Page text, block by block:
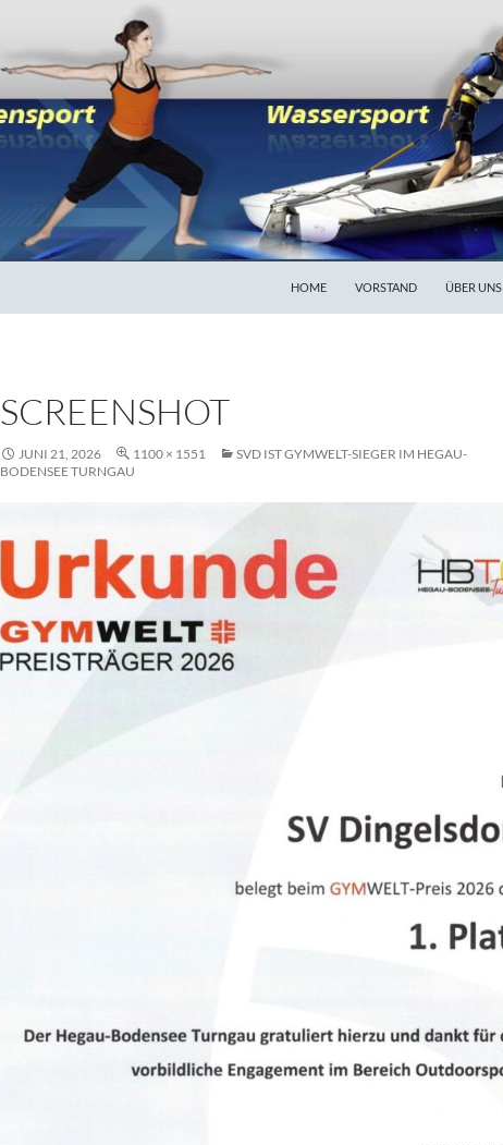
HOME VORSTAND ÜBER UNS
SCREENSHOT
JUNI 21, 2026 1100 × 1551
SVD IST GYMWELT-SIEGER IM HEGAU-
BODENSEE TURNGAU